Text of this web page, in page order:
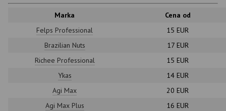
Marka
Cena od
Felps Professional
15 EUR
Brazilian Nuts
17 EUR
Richee Professional
15 EUR
Ykas
14 EUR
Agi Max
20 EUR
Agi Max Plus
16 EUR